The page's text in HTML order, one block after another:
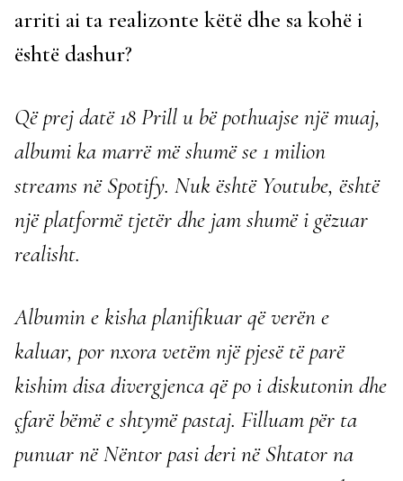
arriti ai ta realizonte këtë dhe sa kohë i
është dashur?
Që prej datë 18 Prill u bë pothuajse një muaj,
albumi ka marrë më shumë se 1 milion
streams në Spotify. Nuk është Youtube, është
një platformë tjetër dhe jam shumë i gëzuar
realisht.
Albumin e kisha planifikuar që verën e
kaluar, por nxora vetëm një pjesë të parë
kishim disa divergjenca që po i diskutonin dhe
çfarë bëmë e shtymë pastaj. Filluam për ta
punuar në Nëntor pasi deri në Shtator na